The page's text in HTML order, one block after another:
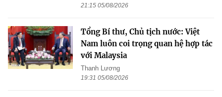
21:15 05/08/2026
Tổng Bí thư, Chủ tịch nước: Việt
Nam luôn coi trọng quan hệ hợp tác
với Malaysia
Thanh Lương
19:31 05/08/2026